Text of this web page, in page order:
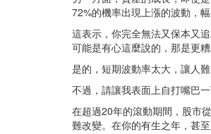
72%的機率出現上漲的波動，
這表示，你完全無法又保本又
可能是有心這麼說的，那是更
是的，短期波動率太大，讓人
不過，請讓我表面上自打嘴巴
在超過20年的滾動期間，股市
難改變。在你的有生之年，甚